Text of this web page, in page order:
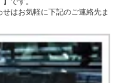
はお気軽に下記のご連絡先ま